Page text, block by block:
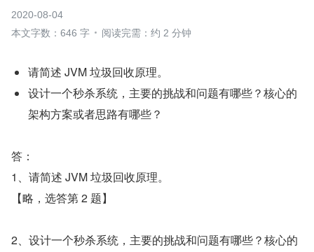
2020-08-04
本文字数：646 字
阅读完需：约 2 分钟
请简述 JVM 垃圾回收原理。
设计一个秒杀系统，主要的挑战和问题有哪些？核心的
架构方案或者思路有哪些？
答：
1、请简述 JVM 垃圾回收原理。
【略，选答第 2 题】
2、设计一个秒杀系统，主要的挑战和问题有哪些？核心的